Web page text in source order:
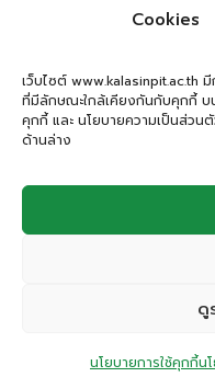
Cookies
เว็บไซต์ www.kalasinpit.ac.th
ที่มีลักษณะใกล้เคียงกันกับคุกกี้ บ
คุกกี้ และ นโยบายความเป็นส่วน
ด้านล่าง
ดู
นโยบายการใช้คุกกี้น
สำนักงานเขตพื้นที่การศึก
ที่อยู่: เลขที่ 66 ถนนอรร
กาฬสินธุ์ จังหวัดกาฬสินธุ์